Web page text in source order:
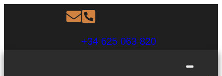
+34 625 063 820